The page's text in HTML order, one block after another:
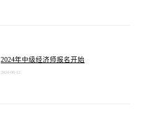
2024年中级经济师报名开始
2024-08-12